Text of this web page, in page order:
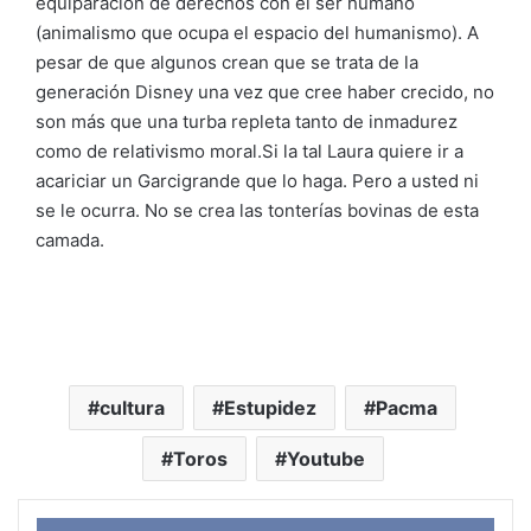
(animalismo que ocupa el espacio del humanismo). A
pesar de que algunos crean que se trata de la
generación Disney una vez que cree haber crecido, no
son más que una turba repleta tanto de inmadurez
como de relativismo moral.Si la tal Laura quiere ir a
acariciar un Garcigrande que lo haga. Pero a usted ni
se le ocurra. No se crea las tonterías bovinas de esta
camada.
cultura Estupidez Pacma
Toros Youtube